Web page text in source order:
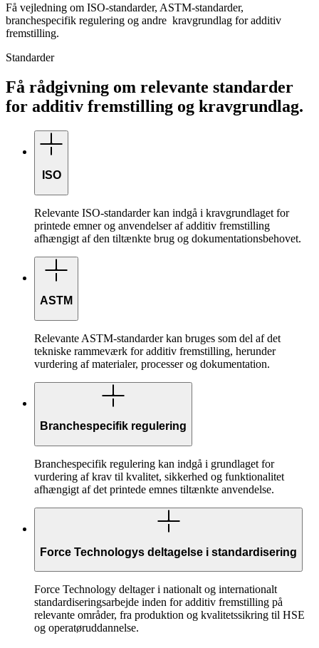
Få vejledning om ISO-standarder, ASTM-standarder,
branchespecifik regulering og andre kravgrundlag for additiv
fremstilling.
Standarder
Få rådgivning om relevante standarder
for additiv fremstilling og kravgrundlag.
ISO
Relevante ISO-standarder kan indgå i kravgrundlaget for
printede emner og anvendelser af additiv fremstilling
afhængigt af den tiltænkte brug og dokumentationsbehovet.
ASTM
Relevante ASTM-standarder kan bruges som del af det
tekniske rammeværk for additiv fremstilling, herunder
vurdering af materialer, processer og dokumentation.
Branchespecifik regulering
Branchespecifik regulering kan indgå i grundlaget for
vurdering af krav til kvalitet, sikkerhed og funktionalitet
afhængigt af det printede emnes tiltænkte anvendelse.
Force Technologys deltagelse i standardisering
Force Technology deltager i nationalt og internationalt
standardiseringsarbejde inden for additiv fremstilling på
relevante områder, fra produktion og kvalitetssikring til HSE
og operatøruddannelse.